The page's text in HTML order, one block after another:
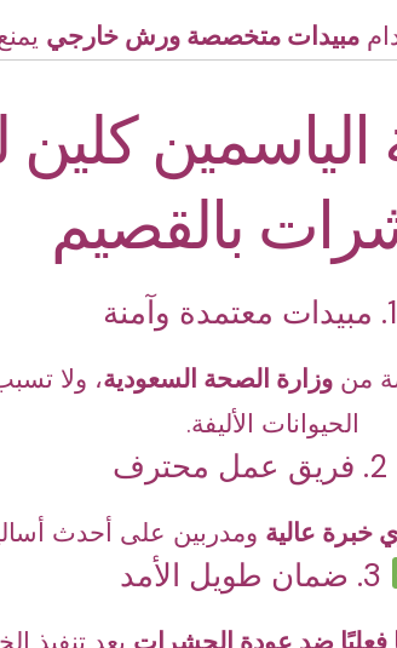
مبيدات متخصصة ورش خارجي
كلين
بالقصيم
منوزارة الصحة السعودية، ولا
الحيوانات الأليفة.
خبرة عالية ومدربين على أحدث